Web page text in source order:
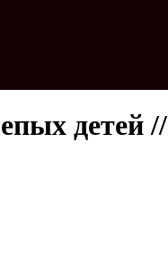
детей //